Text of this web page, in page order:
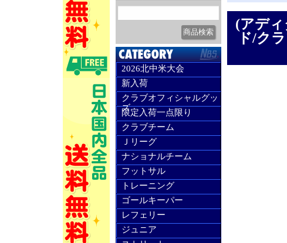
2026北中米大会
新入荷
クラブオフィシャルグッ
ズ
限定入荷一点限り
クラブチーム
Ｊリーグ
ナショナルチーム
フットサル
トレーニング
ゴールキーパー
レフェリー
ジュニア
(アディ
ド/ク